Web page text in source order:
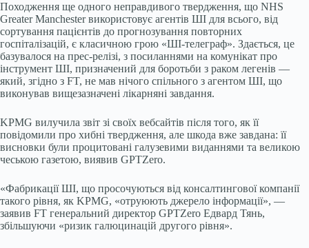
Походження ще одного неправдивого твердження, що NHS
Greater Manchester використовує агентів ШІ для всього, від
сортування пацієнтів до прогнозування повторних
госпіталізацій, є класичною грою «ШІ-телеграф». Здається, це
базувалося на прес-релізі, з посиланнями на комунікат про
інструмент ШІ, призначений для боротьби з раком легенів —
який, згідно з FT, не мав нічого спільного з агентом ШІ, що
виконував вищезазначені лікарняні завдання.
KPMG вилучила звіт зі своїх вебсайтів після того, як її
повідомили про хибні твердження, але шкода вже завдана: її
висновки були процитовані галузевими виданнями та великою
чеською газетою, виявив GPTZero.
«Фабрикації ШІ, що просочуються від консалтингової компанії
такого рівня, як KPMG, «отруюють джерело інформації», —
заявив FT генеральний директор GPTZero Едвард Тянь,
збільшуючи «ризик галюцинацій другого рівня».